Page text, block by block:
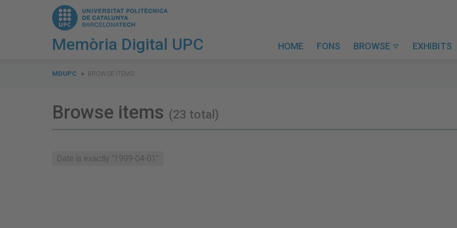
Memòria Digital UPC HOME FONS BROWSE  EXHIBITS
are
MDUPC BROWSE ITEMS
Browse items (23 total)
Date is exactly "1999-04-01"